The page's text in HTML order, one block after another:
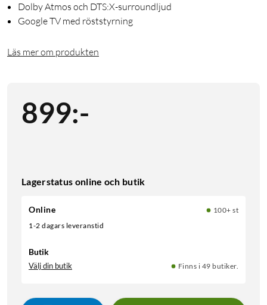
Dolby Atmos och DTS:X-surroundljud
Google TV med röststyrning
Läs mer om produkten
899:-
Lagerstatus online och butik
Online
100+ st
1-2 dagars leveranstid
Butik
Välj din butik Finns i 49 butiker.